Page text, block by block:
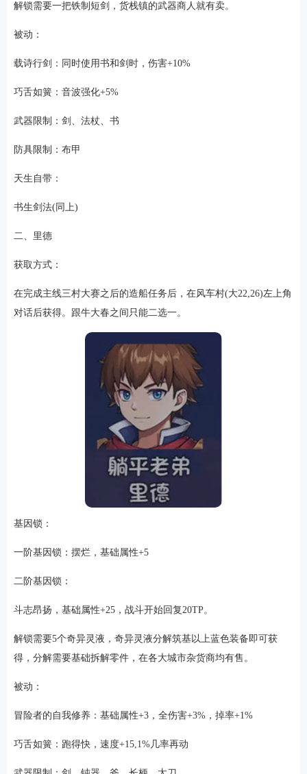
解锁需要一把铁制短剑，货栈镇的武器商人就有卖。
被动：
载诗行剑：同时使用书和剑时，伤害+10%
巧舌如簧：音波强化+5%
武器限制：剑、法杖、书
防具限制：布甲
天生自带：
书生剑法(同上)
二、里德
获取方式：
在完成主线三村大赛之后的造船任务后，在风车村(大22,26)左上角
对话后获得。跟牛大春之间只能二选一。
基因锁：
一阶基因锁：摆烂，基础属性+5
二阶基因锁：
斗志昂扬，基础属性+25，战斗开始回复20TP。
解锁需要5个奇异灵液，奇异灵液分解筑基以上蓝色装备即可获
得，分解需要基础拆解零件，在各大城市杂货商均有售。
被动：
冒险者的自我修养：基础属性+3，全伤害+3%，掉率+1%
巧舌如簧：跑得快，速度+15,1%几率再动